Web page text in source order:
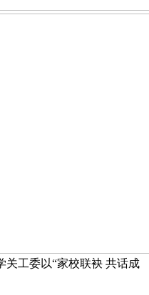
关工委以“家校联袂 共话成